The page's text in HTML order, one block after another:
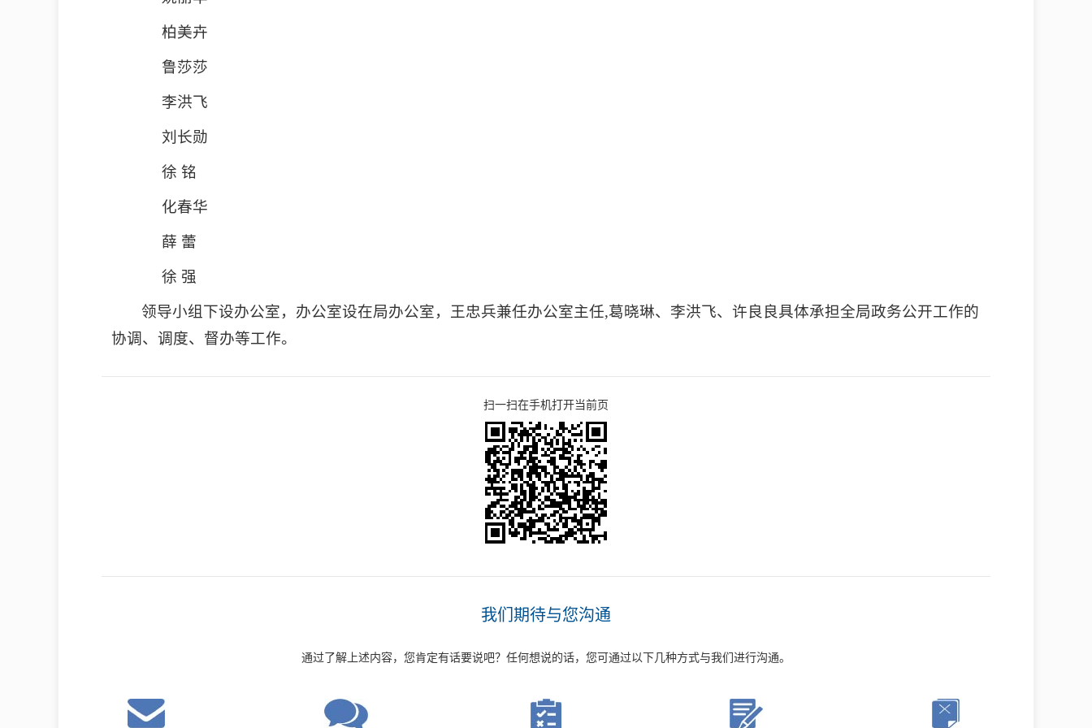
柏美卉
鲁莎莎
李洪飞
刘长勋
徐 铭
化春华
薛 蕾
徐 强
领导小组下设办公室，办公室设在局办公室，王忠兵兼任办公室主任,葛晓琳、李洪飞、许良良具体承担全局政务公开工作的
协调、调度、督办等工作。
扫一扫在手机打开当前页
我们期待与您沟通
通过了解上述内容，您肯定有话要说吧？任何想说的话，您可通过以下几种方式与我们进行沟通。